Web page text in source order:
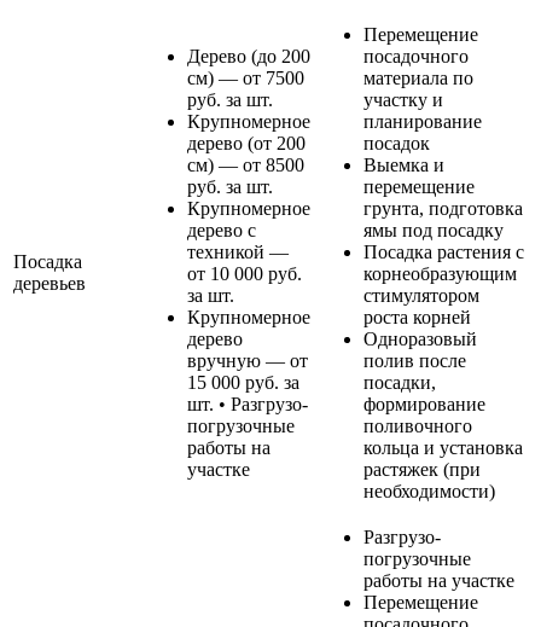
Посадка
деревьев
Дерево (до 200
см) — от 7500
руб. за шт.
Крупномерное
дерево (от 200
см) — от 8500
руб. за шт.
Крупномерное
дерево с
техникой —
от 10 000 руб.
за шт.
Крупномерное
дерево
вручную — от
15 000 руб. за
шт. • Разгрузо-
погрузочные
работы на
участке
Перемещение
посадочного
материала по
участку и
планирование
посадок
Выемка и
перемещение
грунта, подготовка
ямы под посадку
Посадка растения с
корнеобразующим
стимулятором
роста корней
Одноразовый
полив после
посадки,
формирование
поливочного
кольца и установка
растяжек (при
необходимости)
Разгрузо-
погрузочные
работы на участке
Перемещение